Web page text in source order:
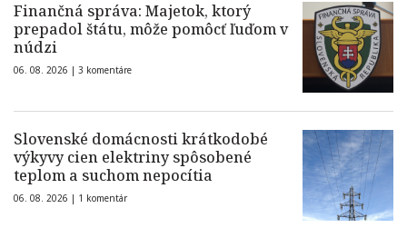
Finančná správa: Majetok, ktorý
prepadol štátu, môže pomôcť ľuďom v
núdzi
06. 08. 2026 | 3 komentáre
Slovenské domácnosti krátkodobé
výkyvy cien elektriny spôsobené
teplom a suchom nepocítia
06. 08. 2026 | 1 komentár